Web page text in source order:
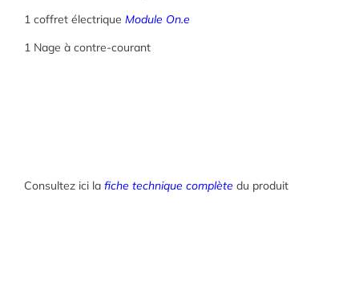
1 coffret électrique Module On.e
1 Nage à contre-courant
Consultez ici la fiche technique complète du produit